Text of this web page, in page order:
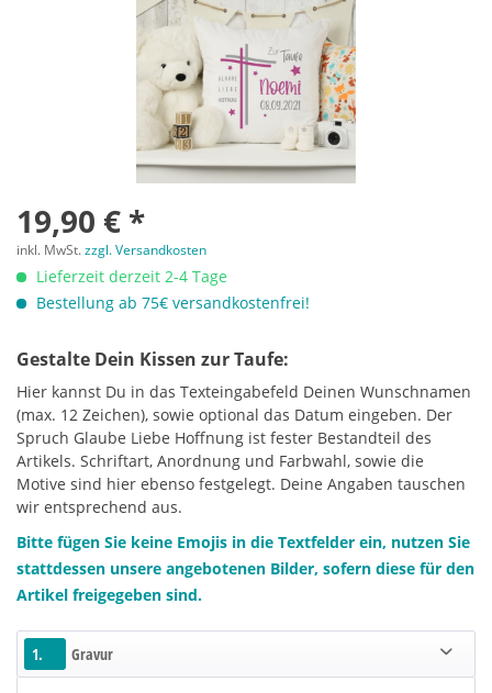
19,90 € *
inkl. MwSt.zzgl. Versandkosten
Lieferzeit derzeit 2-4 Tage
Bestellung ab 75€ versandkostenfrei!
Gestalte Dein Kissen zur Taufe:
Hier kannst Du in das Texteingabefeld Deinen Wunschnamen
(max. 12 Zeichen), sowie optional das Datum eingeben. Der
Spruch Glaube Liebe Hoffnung ist fester Bestandteil des
Artikels. Schriftart, Anordnung und Farbwahl, sowie die
Motive sind hier ebenso festgelegt. Deine Angaben tauschen
wir entsprechend aus.
Bitte fügen Sie keine Emojis in die Textfelder ein, nutzen Sie
stattdessen unsere angebotenen Bilder, sofern diese für den
Artikel freigegeben sind.
1. Gravur